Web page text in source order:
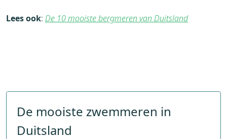
Lees ook: De 10 mooiste bergmeren van Duitsland
De mooiste zwemmeren in
Duitsland